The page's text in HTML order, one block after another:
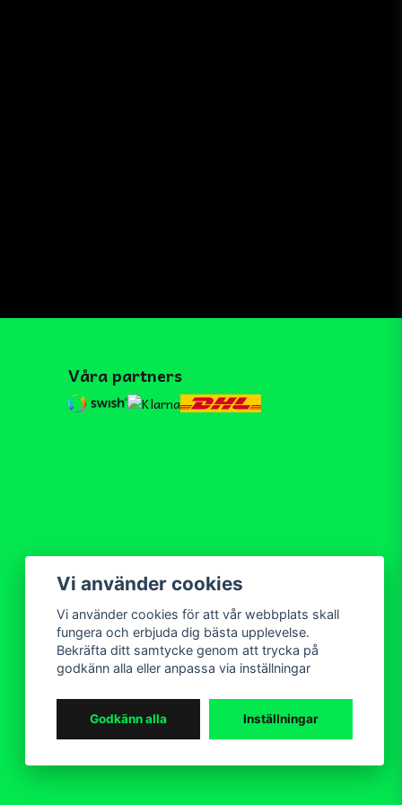
Våra partners
Vi använder cookies
Vi använder cookies för att vår webbplats skall
fungera och erbjuda dig bästa upplevelse.
Bekräfta ditt samtycke genom att trycka på
godkänn alla eller anpassa via inställningar
Godkänn alla Inställningar